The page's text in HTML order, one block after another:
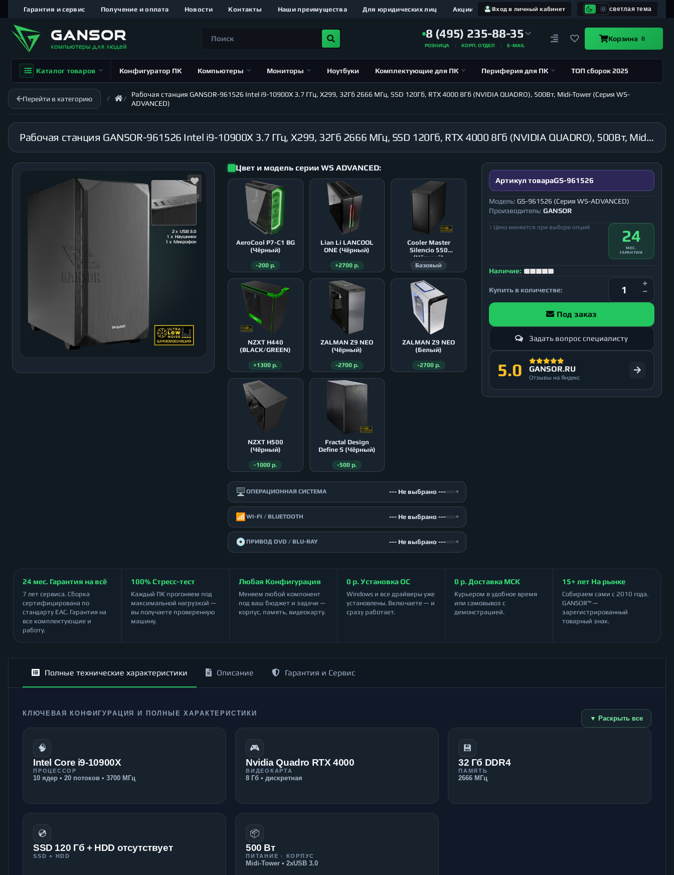
Вход в личный кабинет светлая тема
Гарантия и сервис Получение и оплата Новости Контакты Наши преимущества Для юридических лиц Акции
8 (495) 235-88-35
РОЗНИЦА КОРП. ОТДЕЛ E-MAIL
Корзина 0
Каталог товаров Конфигуратор ПК Компьютеры Мониторы Ноутбуки Комплектующие для ПК Периферия для ПК ТОП сборок 2025
Перейти в категорию
Рабочая станция GANSOR-961526 Intel i9-10900X 3.7 ГГц, X299, 32Гб 2666 МГц, SSD 120Гб, RTX 4000 8Гб (NVIDIA QUADRO), 500Вт, Midi-Tower (Серия WS-
ADVANCED)
Рабочая станция GANSOR-961526 Intel i9-10900X 3.7 ГГц, X299, 32Гб 2666 МГц, SSD 120Гб, RTX 4000 8Гб (NVIDIA QUADRO), 500Вт, Midi-Tower (Серия WS-ADVANCED)
Цвет и модель серии WS ADVANCED:
AeroСool P7-C1 BG
(Чёрный)
-200 р.
Lian Li LANCOOL
ONE (Чёрный)
+2700 р.
Cooler Master
Silencio 550
(Чёрный)
Базовый
NZXT H440
(BLACK/GREEN)
+1300 р.
ZALMAN Z9 NEO
(Чёрный)
-2700 р.
ZALMAN Z9 NEO
(Белый)
-2700 р.
NZXT H500
(Чёрный)
-1000 р.
Fractal Design
Define S (Чёрный)
-500 р.
🖥️ ОПЕРАЦИОННАЯ СИСТЕМА --- Не выбрано --- ▾
📶 WI-FI / BLUETOOTH --- Не выбрано --- ▾
💿 ПРИВОД DVD / BLU-RAY --- Не выбрано --- ▾
Артикул товараGS-961526
Модель: GS-961526 (Серия WS-ADVANCED)
Производитель: GANSOR
↕ Цена меняется при выборе опций 24
МЕС.
ГАРАНТИИ
Наличие:
Купить в количестве:
Под заказ
Задать вопрос специалисту
5.0 GANSOR.RU
Отзывы на Яндекс
24 мес. Гарантия на всё
7 лет сервиса. Сборка
сертифицирована по
стандарту ЕАС. Гарантия на
все комплектующие и
работу.
100% Стресс-тест
Каждый ПК прогоняем под
максимальной нагрузкой —
вы получаете проверенную
машину.
Любая Конфигурация
Меняем любой компонент
под ваш бюджет и задачи —
корпус, память, видеокарту.
0 р. Установка ОС
Windows и все драйверы уже
установлены. Включаете — и
сразу работает.
0 р. Доставка МСК
Курьером в удобное время
или самовывоз с
демонстрацией.
15+ лет На рынке
Собираем сами с 2010 года.
GANSOR™ —
зарегистрированный
товарный знак.
Полные технические характеристики Описание Гарантия и Сервис
КЛЮЧЕВАЯ КОНФИГУРАЦИЯ И ПОЛНЫЕ ХАРАКТЕРИСТИКИ
▼ Раскрыть все
🧠
Intel Core i9-10900X
ПРОЦЕССОР
10 ядер • 20 потоков • 3700 МГц
🎮
Nvidia Quadro RTX 4000
ВИДЕОКАРТА
8 Гб • дискретная
💾
32 Гб DDR4
ПАМЯТЬ
2666 МГц
💿
SSD 120 Гб + HDD отсутствует
SSD + HDD
📦
500 Вт
ПИТАНИЕ · КОРПУС
Midi-Tower • 2xUSB 3.0